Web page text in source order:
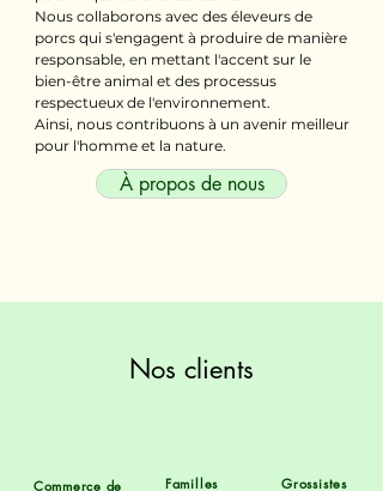
Nous collaborons avec des éleveurs de
porcs qui s'engagent à produire de manière
responsable, en mettant l'accent sur le
bien-être animal et des processus
respectueux de l'environnement.
Ainsi, nous contribuons à un avenir meilleur
pour l'homme et la nature.
À propos de nous
Nos clients
Commerce de
Familles Grossistes